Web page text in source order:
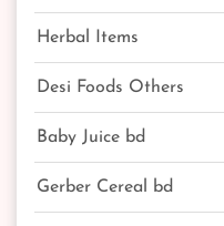
Herbal Items
Desi Foods Others
Baby Juice bd
Gerber Cereal bd